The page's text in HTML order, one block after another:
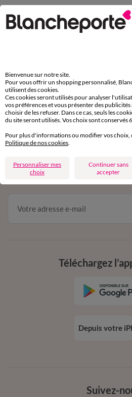
Livraison express
domicile, relais, consignes
Service clients
par chat et par téléphone
de 8h00 à 20h00 du lundi au
en vous inscrivant à
dès 20€ d’achat
conditions dans votre
Suivez-
Téléchargez
Depuis votre
Bienvenue sur notre site.
Pour vous offrir un shopping personnalisé,
utilisent des cookies.
Ces cookies seront utilisés pour analyser
vos préférences et vous présenter des publicités
choisir de les refuser. Dans ce cas, seuls les
du site seront utilisés. Vos choix sont conservés
Pour plus d'informations ou modifier vos choix,
Politique de nos cookies.
Personnaliser mes
choix
Continuer sans
accepter